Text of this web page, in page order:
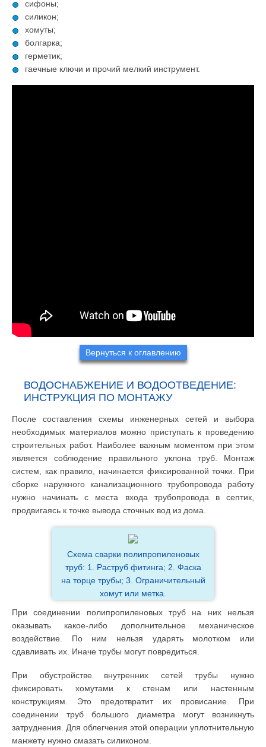
сифоны;
силикон;
хомуты;
болгарка;
герметик;
гаечные ключи и прочий мелкий инструмент.
Вернуться к оглавлению
ВОДОСНАБЖЕНИЕ И ВОДООТВЕДЕНИЕ:
ИНСТРУКЦИЯ ПО МОНТАЖУ
После составления схемы инженерных сетей и выбора
необходимых материалов можно приступать к проведению
строительных работ. Наиболее важным моментом при этом
является соблюдение правильного уклона труб. Монтаж
систем, как правило, начинается фиксированной точки. При
сборке наружного канализационного трубопровода работу
нужно начинать с места входа трубопровода в септик,
продвигаясь к точке вывода сточных вод из дома.
Схема сварки полипропиленовых
труб: 1. Раструб фитинга; 2. Фаска
на торце трубы; 3. Ограничительный
хомут или метка.
При соединении полипропиленовых труб на них нельзя
оказывать какое-либо дополнительное механическое
воздействие. По ним нельзя ударять молотком или
сдавливать их. Иначе трубы могут повредиться.
При обустройстве внутренних сетей трубы нужно
фиксировать хомутами к стенам или настенным
конструкциям. Это предотвратит их провисание. При
соединении труб большого диаметра могут возникнуть
затруднения. Для облегчения этой операции уплотнительную
манжету нужно смазать силиконом.